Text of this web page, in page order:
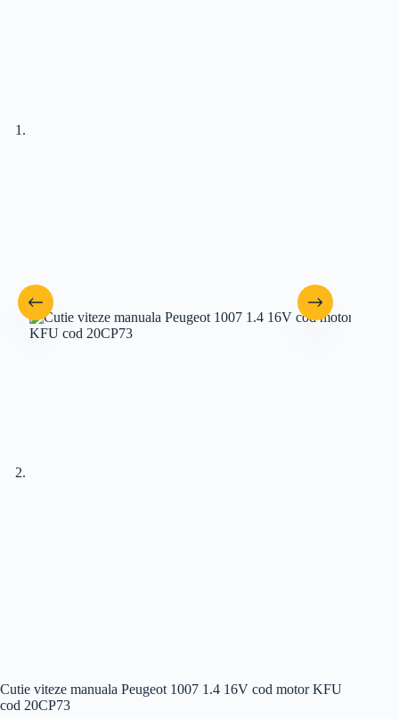
Cutie viteze manuala Peugeot 1007 1.4 16V cod motor KFU
cod 20CP73